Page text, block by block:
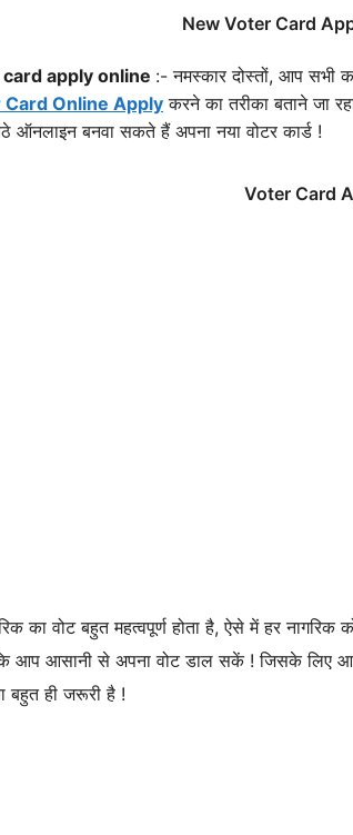
New Voter Card
apply online :- नमस्कार दोस्तों, आप सभी
Online Apply करने का तरीका बताने जा
बनवा सकते हैं अपना नया वोटर कार्ड !
Voter Card
का वोट बहुत महत्वपूर्ण होता है, ऐसे में हर
आप आसानी से अपना वोट डाल सकें ! जिसके
बहुत ही जरूरी है !